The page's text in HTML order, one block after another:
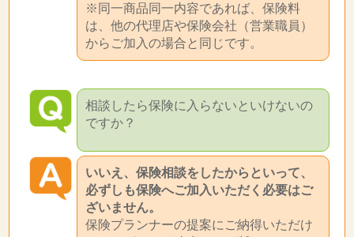
※同一商品同一内容であれば、保険料
は、他の代理店や保険会社（営業職員）
からご加入の場合と同じです。
相談したら保険に入らないといけないの
ですか？
いいえ、保険相談をしたからといって、
必ずしも保険へご加入いただく必要はご
ざいません。
保険プランナーの提案にご納得いただけ